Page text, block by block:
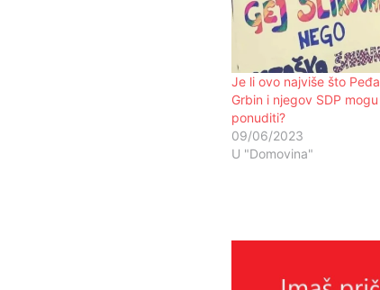
Je li ovo najviše što Peđa
Grbin i njegov SDP mogu
ponuditi?
09/06/2023
U "Domovina"